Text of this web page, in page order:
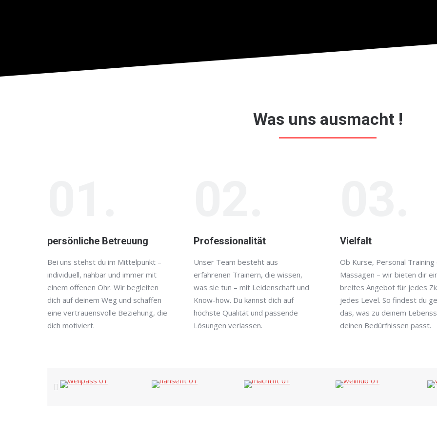
Was uns ausmacht !
persönliche Betreuung
Bei uns stehst du im Mittelpunkt –
individuell, nahbar und immer mit
einem offenen Ohr. Wir begleiten
dich auf deinem Weg und schaffen
eine vertrauensvolle Beziehung, die
dich motiviert.
Professionalität
Unser Team besteht aus
erfahrenen Trainern, die wissen,
was sie tun – mit Leidenschaft und
Know-how. Du kannst dich auf
höchste Qualität und passende
Lösungen verlassen.
Vielfalt
Ob Kurse, Personal
Massagen – wir bieten dir
breites Angebot für jedes
jedes Level. So findest du
das, was zu deinem
deinen Bedürfnissen passt.